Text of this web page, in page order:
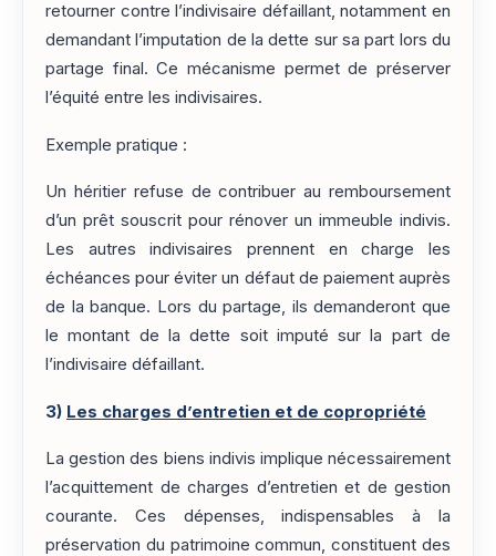
retourner contre l’indivisaire défaillant, notamment en
demandant l’imputation de la dette sur sa part lors du
partage final. Ce mécanisme permet de préserver
l’équité entre les indivisaires.
Exemple pratique :
Un héritier refuse de contribuer au remboursement
d’un prêt souscrit pour rénover un immeuble indivis.
Les autres indivisaires prennent en charge les
échéances pour éviter un défaut de paiement auprès
de la banque. Lors du partage, ils demanderont que
le montant de la dette soit imputé sur la part de
l’indivisaire défaillant.
3) Les charges d’entretien et de copropriété
La gestion des biens indivis implique nécessairement
l’acquittement de charges d’entretien et de gestion
courante. Ces dépenses, indispensables à la
préservation du patrimoine commun, constituent des